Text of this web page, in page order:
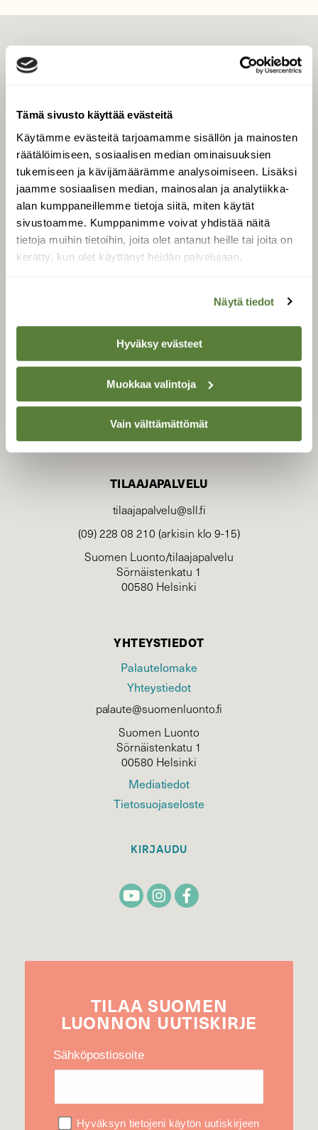
Tämä sivusto käyttää evästeitä
Käytämme evästeitä tarjoamamme sisällön ja mainosten
räätälöimiseen, sosiaalisen median ominaisuuksien
tukemiseen ja kävijämäärämme analysoimiseen. Lisäksi
jaamme sosiaalisen median, mainosalan ja analytiikka-
alan kumppaneillemme tietoja siitä, miten käytät
sivustoamme. Kumppanimme voivat yhdistää näitä
tietoja muihin tietoihin, joita olet antanut heille tai joita on
kerätty, kun olet käyttänyt heidän palvelujaan.
Näytä tiedot
Hyväksy evästeet
Muokkaa valintoja
Vain välttämättömät
Tilaa digilukuoikeus
Äänestä parasta juttua
Tilaa uutiskirje
SUOMEN LUONNON­
SUOJELU­LIITTO
Suomen Luonto -lehden
luonnonsuojelu­liitto.
TILAAJAPALVELU
tilaajapalvelu@sll.fi
(09) 228 08 210 (arkisin klo 9-15)
Suomen Luonto/tilaajapalvelu
Sörnäistenkatu 1
00580 Helsinki
YHTEYSTIEDOT
Palautelomake
Yhteystiedot
palaute@suomenluonto.fi
Suomen Luonto
Sörnäistenkatu 1
00580 Helsinki
Mediatiedot
Tietosuojaseloste
KIRJAUDU
TILAA SUOMEN
LUONNON UUTIS­KIRJE
Sähköpostiosoite
Hyväksyn tietojeni käytön uutiskirjeen